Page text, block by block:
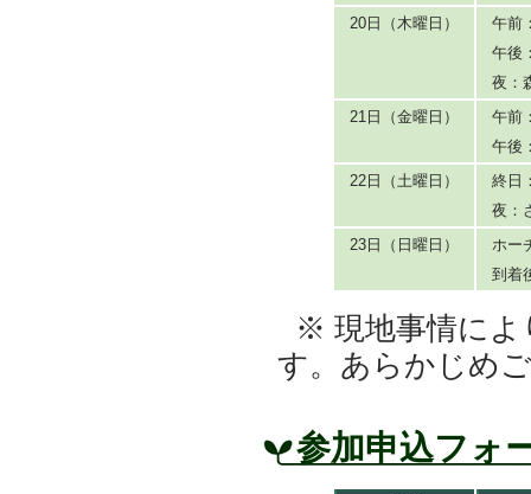
20日（木曜日）
午前
午後
夜：
21日（金曜日）
午前
午後
22日（土曜日）
終日
夜：
23日（日曜日）
ホー
到着
※ 現地事情によ
す。あらかじめ
参加申込フォ